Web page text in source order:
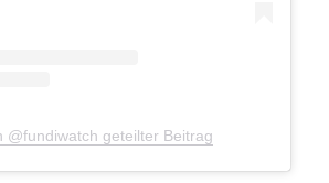
@fundiwatch geteilter Beitrag